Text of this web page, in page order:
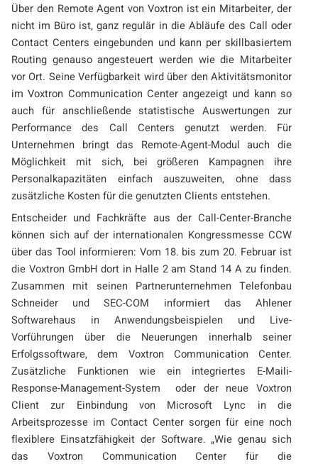
Über den Remote Agent von Voxtron ist ein Mitarbeiter, der
nicht im Büro ist, ganz regulär in die Abläufe des Call oder
Contact Centers eingebunden und kann per skillbasiertem
Routing genauso angesteuert werden wie die Mitarbeiter
vor Ort. Seine Verfügbarkeit wird über den Aktivitätsmonitor
im Voxtron Communication Center angezeigt und kann so
auch für anschließende statistische Auswertungen zur
Performance des Call Centers genutzt werden. Für
Unternehmen bringt das Remote-Agent-Modul auch die
Möglichkeit mit sich, bei größeren Kampagnen ihre
Personalkapazitäten einfach auszuweiten, ohne dass
zusätzliche Kosten für die genutzten Clients entstehen.
Entscheider und Fachkräfte aus der Call-Center-Branche
können sich auf der internationalen Kongressmesse CCW
über das Tool informieren: Vom 18. bis zum 20. Februar ist
die Voxtron GmbH dort in Halle 2 am Stand 14 A zu finden.
Zusammen mit seinen Partnerunternehmen Telefonbau
Schneider und SEC-COM informiert das Ahlener
Softwarehaus in Anwendungsbeispielen und Live-
Vorführungen über die Neuerungen innerhalb seiner
Erfolgssoftware, dem Voxtron Communication Center.
Zusätzliche Funktionen wie ein integriertes E-Maili-
Response-Management-System oder der neue Voxtron
Client zur Einbindung von Microsoft Lync in die
Arbeitsprozesse im Contact Center sorgen für eine noch
flexiblere Einsatzfähigkeit der Software. „Wie genau sich
das Voxtron Communication Center für die